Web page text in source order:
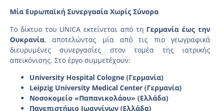
Μία Ευρωπαϊκή Συνεργασία Χωρίς Σύνορα
Το δίκτυο του UNICA εκτείνεται από τη Γερμανία έως την
Ουκρανία, αποτελώντας μία από τις πιο γεωγραφικά
διευρυμένες συνεργασίες στον τομέα της ιατρικής
απεικόνισης. Στο έργο συμμετέχουν:
University Hospital Cologne (Γερμανία)
Leipzig University Medical Center (Γερμανία)
Νοσοκομείο «Παπανικολάου» (Ελλάδα)
Πανεπιστήμιο Ιωαννίνων (Ελλάδα)